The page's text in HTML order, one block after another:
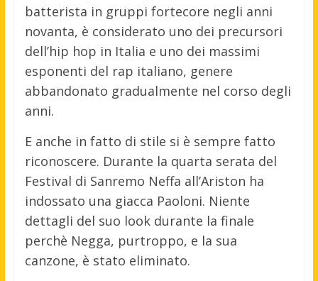
batterista in gruppi fortecore negli anni
novanta, è considerato uno dei precursori
dell’hip hop in Italia e uno dei massimi
esponenti del rap italiano, genere
abbandonato gradualmente nel corso degli
anni.
E anche in fatto di stile si è sempre fatto
riconoscere. Durante la quarta serata del
Festival di Sanremo Neffa all’Ariston ha
indossato una giacca Paoloni. Niente
dettagli del suo look durante la finale
perchè Negga, purtroppo, e la sua
canzone, è stato eliminato.